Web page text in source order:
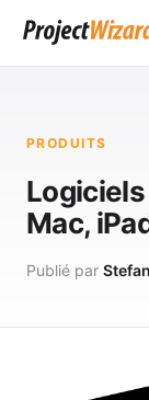
PRODUITS
Mac,
Publié par